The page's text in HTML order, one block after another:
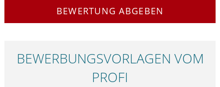
BEWERTUNG ABGEBEN
BEWERBUNGS­VORLAGEN VOM
PROFI